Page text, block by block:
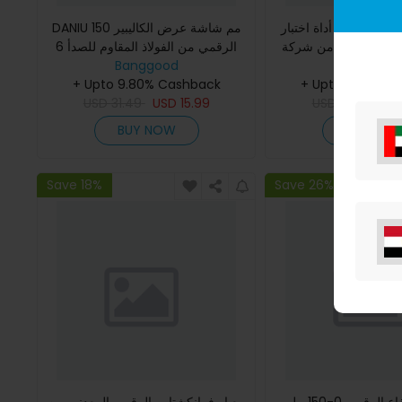
DANIU 150 مم شاشة عرض الكاليبير
الرقمي من الفولاذ المقاوم للصدأ 6
بوصة جزء فراكشن / مم / بوصة عالي
الدقة.
Banggood
+ Upto 9.80% Cashback
USD 15.99
BUY NOW
أداة اختبار LCR لمكونات رقاقة SMD
+ Upto 9.80%
BUY
Save 18% Save 26%